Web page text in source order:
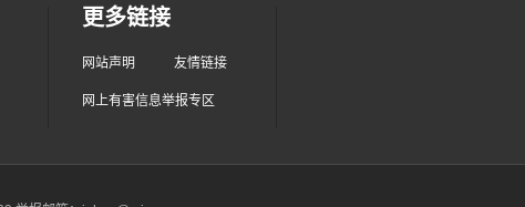
更多链接
网站声明 友情链接
网上有害信息举报专区